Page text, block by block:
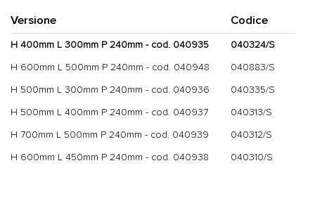
Versione Codice
H 400mm L 300mm P 240mm - cod. 040935
040324/S
H 600mm L 500mm P 240mm - cod. 040948
040883/S
H 500mm L 300mm P 240mm - cod. 040936
040335/S
H 500mm L 400mm P 240mm - cod. 040937
040313/S
H 700mm L 500mm P 240mm - cod. 040939
040312/S
H 600mm L 450mm P 240mm - cod. 040938
040310/S